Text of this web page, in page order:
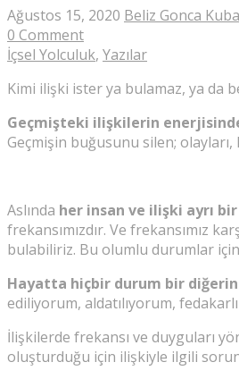
Ağustos 15, 2020 Beliz Gonca
0 Comment
İçsel Yolculuk, Yazılar
Kimi ilişki ister ya bulamaz, ya da
Geçmişteki ilişkilerin enerjisinde
Geçmişin buğusunu silen;
Aslında her insan ve ilişki ayrı
frekansımızdır. Ve frekansımız
bulabiliriz. Bu olumlu durumlar
Hayatta hiçbir durum bir
ediliyorum, aldatılıyorum,
İlişkilerde frekansı ve duyguları
oluşturduğu için ilişkiyle ilgili